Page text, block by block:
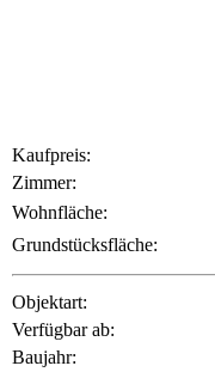
Kaufpreis:
Zimmer:
Wohnfläche:
Grundstücksfläche:
Objektart:
Verfügbar ab:
Baujahr: